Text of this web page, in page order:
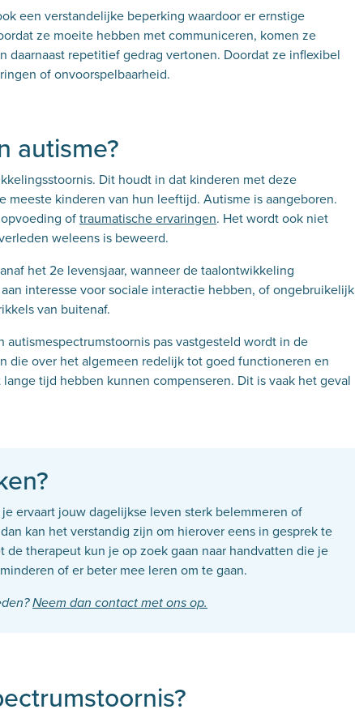
een verstandelijke beperking waardoor er ernstige
ze moeite hebben met communiceren, komen ze
daarnaast repetitief gedrag vertonen. Doordat ze inflexibel
of onvoorspelbaarheid.
autisme?
Dit houdt in dat kinderen met deze
meeste kinderen van hun leeftijd. Autisme isaangeboren.
oftraumatische ervaringen. Het wordt ook niet
weleens is beweerd.
het 2e levensjaar, wanneer de taalontwikkeling
interesse voor sociale interactie hebben, of ongebruikelijk
van buitenaf.
pas vastgesteld wordt in de
die over het algemeen redelijk tot goed functioneren en
tijd hebben kunnen compenseren. Dit is vaak het geval
ervaart jouw dagelijkse leven sterk belemmeren of
kan het verstandig zijn om hierover eens in gesprek te
de therapeut kun je op zoek gaan naar handvatten die je
of er beter mee leren om te gaan.
Neem dan contact met ons op.